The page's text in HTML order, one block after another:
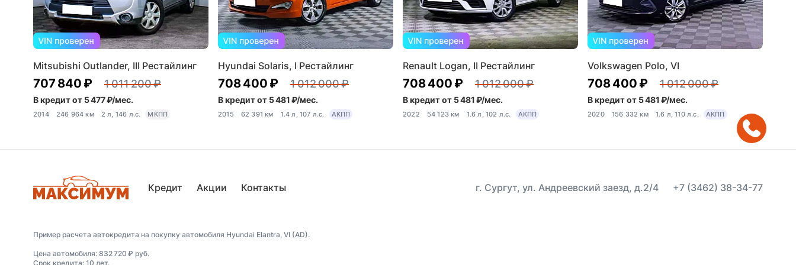
Mitsubishi Outlander, III Рестайлинг
707 840 ₽ 1 011 200 ₽
В кредит от 5 477 ₽/мес.
2014 246 964 км 2 л, 146 л.с. МКПП
Hyundai Solaris, I Рестайлинг
708 400 ₽ 1 012 000 ₽
В кредит от 5 481 ₽/мес.
2015 62 391 км 1.4 л, 107 л.с. АКПП
Renault Logan, II Рестайлинг
708 400 ₽ 1 012 000 ₽
В кредит от 5 481 ₽/мес.
2022 54 123 км 1.6 л, 102 л.с. АКПП
Volkswagen Polo, VI
708 400 ₽ 1 012 000 ₽
В кредит от 5 481 ₽/мес.
2020 156 332 км 1.6 л, 110 л.с. АКПП
Кредит Акции Контакты г. Сургут, ул. Андреевский заезд, д.2/4 +7 (3462) 38-34-77
Пример расчета автокредита на покупку автомобиля Hyundai Elantra, VI (AD).
Цена автомобиля: 832 720 ₽ руб.
Срок кредита: 10 лет.